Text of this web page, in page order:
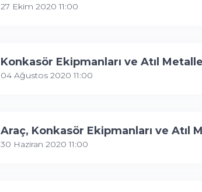
27 Ekim 2020 11:00
Konkasör Ekipmanları ve Atıl
04 Ağustos 2020 11:00
Araç, Konkasör Ekipmanları ve Atıl
30 Haziran 2020 11:00